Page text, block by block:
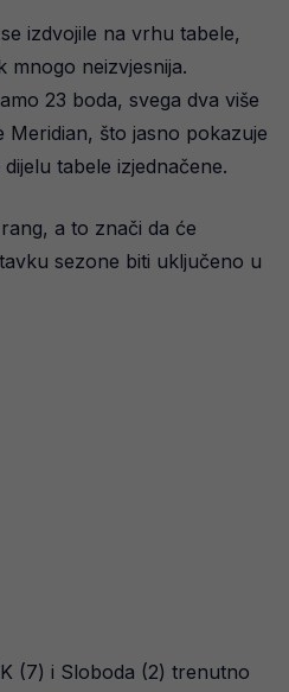
izdvojile na vrhu tabele,
mnogo neizvjesnija.
23 boda, svega dva više
Meridian, što jasno pokazuje
tabele izjednačene.
a to znači da će
sezone biti uključeno u
(7) i Sloboda (2) trenutno